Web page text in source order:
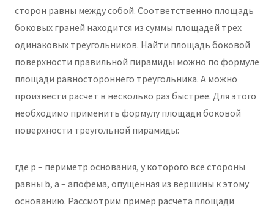
сторон равны между собой. Соответственно площадь
боковых граней находится из суммы площадей трех
одинаковых треугольников. Найти площадь боковой
поверхности правильной пирамиды можно по формуле
площади равностороннего треугольника. А можно
произвести расчет в несколько раз быстрее. Для этого
необходимо применить формулу площади боковой
поверхности треугольной пирамиды:
где p – периметр основания, у которого все стороны
равны b, a – апофема, опущенная из вершины к этому
основанию. Рассмотрим пример расчета площади